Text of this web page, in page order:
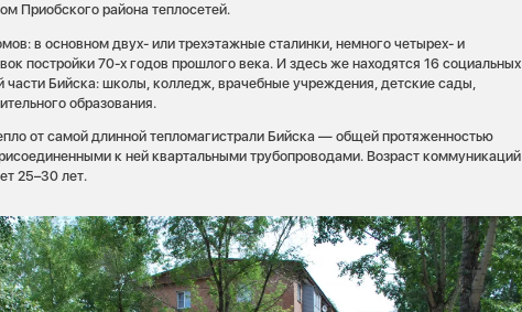
Приобского района теплосетей.
в основном двух- или трехэтажные сталинки, немного четырех- и
постройки 70-х годов прошлого века. И здесь же находятся 16 социальных
части Бийска: школы, колледж, врачебные учреждения, детские сады,
образования.
от самой длинной тепломагистрали Бийска — общей протяженностью
к ней квартальными трубопроводами. Возраст коммуникаций
25–30 лет.